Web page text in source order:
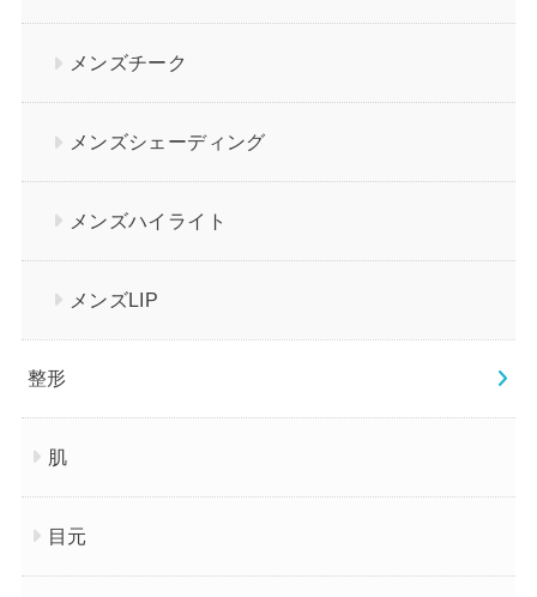
メンズチーク
メンズシェーディング
メンズハイライト
メンズLIP
整形
肌
目元